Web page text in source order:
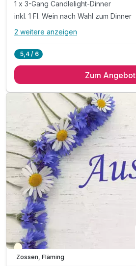
1 x 3-Gang Candlelight-Dinner
inkl. 1 Fl. Wein nach Wahl zum Dinner
Alle Inklusivleistungen
1 x reichhaltiges Frühstück vom Buffet
inkl. 1 Fl. Wein nach Wahl zum Dinner
inkl. Parkplatz
inkl. W-LAN
2 weitere anzeigen
5,4 / 6
Zum Angebot
Teilweise ausgelastet
Zossen, Fläming